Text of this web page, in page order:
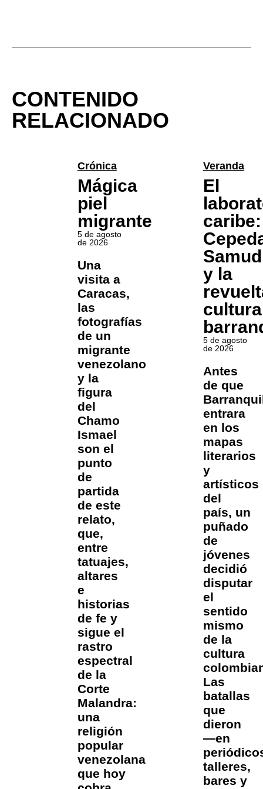
CONTENIDO
RELACIONADO
Crónica
Mágica
piel
migrante
5 de agosto
de 2026
Una
visita a
Caracas,
las
fotografías
de un
migrante
venezolano
y la
figura
del
Chamo
Ismael
son el
punto
de
partida
de este
relato,
que,
entre
tatuajes,
altares
e
historias
de fe y
sigue el
rastro
espectral
de la
Corte
Malandra:
una
religión
popular
venezolana
que hoy
Veranda
El
caribe:
y la
5 de agosto
de 2026
Antes
de que
entrara
en los
mapas
literarios
y
artísticos
del
país, un
puñado
de
jóvenes
decidió
disputar
el
sentido
mismo
de la
cultura
Las
batallas
que
dieron
—en
talleres,
bares y